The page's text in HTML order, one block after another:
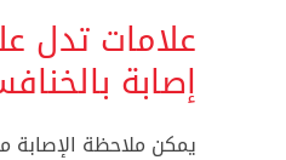
علامات تدل
إصابة
يمكن ملاحظة الإصابة